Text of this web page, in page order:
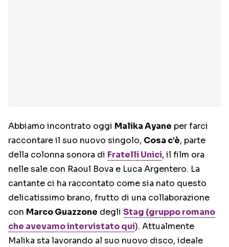
Abbiamo incontrato oggi Malika Ayane per farci
raccontare il suo nuovo singolo, Cosa c’è, parte
della colonna sonora di Fratelli Unici, il film ora
nelle sale con Raoul Bova e Luca Argentero. La
cantante ci ha raccontato come sia nato questo
delicatissimo brano, frutto di una collaborazione
con Marco Guazzone degli Stag (gruppo romano
che avevamo intervistato qui). Attualmente
Malika sta lavorando al suo nuovo disco, ideale